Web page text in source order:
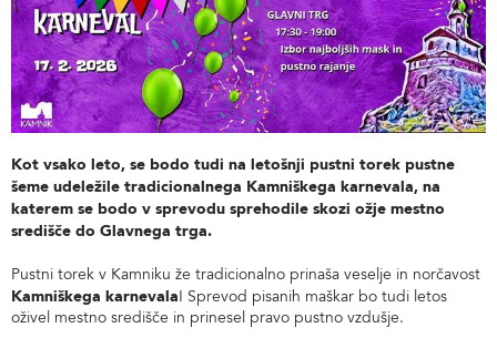
Kot vsako leto, se bodo tudi na letošnji pustni torek pustne
šeme udeležile tradicionalnega Kamniškega karnevala, na
katerem se bodo v sprevodu sprehodile skozi ožje mestno
središče do Glavnega trga.
Pustni torek v Kamniku že tradicionalno prinaša veselje in norčavost
Kamniškega karnevala! Sprevod pisanih maškar bo tudi letos
oživel mestno središče in prinesel pravo pustno vzdušje.